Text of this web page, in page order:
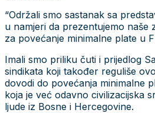
“Održali smo sastanak sa
u namjeri da prezentujemo naše
za povećanje minimalne plate u
Imali smo priliku čuti i prijedlog
sindikata koji također reguliše
dovodi do povećanja minimalne
koja je već odavno civilizacijska
ljude iz Bosne i Hercegovine.